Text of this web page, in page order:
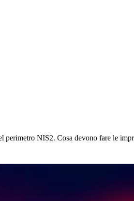
NIS2. Cosa devono fare le